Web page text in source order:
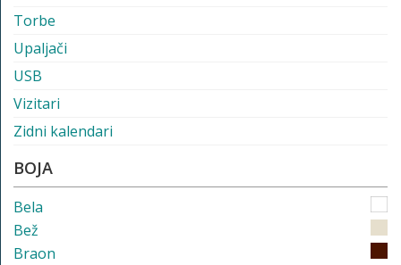
Torbe
Upaljači
USB
Vizitari
Zidni kalendari
BOJA
Bela
Bež
Braon